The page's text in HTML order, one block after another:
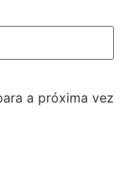
a próxima vez